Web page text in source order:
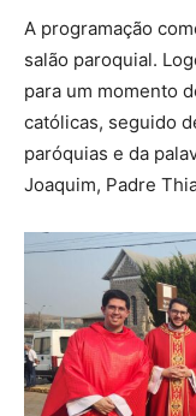
A programação
salão paroquial.
para um momento
católicas, seguido
paróquias e da
Joaquim, Padre